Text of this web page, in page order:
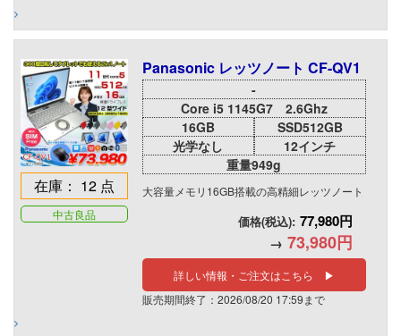
在庫： 12 点
中古良品
Panasonic レッツノート CF-QV1
-
Core i5 1145G7 2.6Ghz
16GB
SSD512GB
光学なし
12インチ
重量949g
大容量メモリ16GB搭載の高精細レッツノート
価格(税込): 77,980円
→ 73,980円
詳しい情報・ご注文はこちら ▶
販売期間終了：2026/08/20 17:59まで